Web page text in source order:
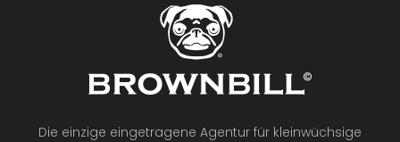
Die einzige eingetragene Agentur für kleinwüchsige